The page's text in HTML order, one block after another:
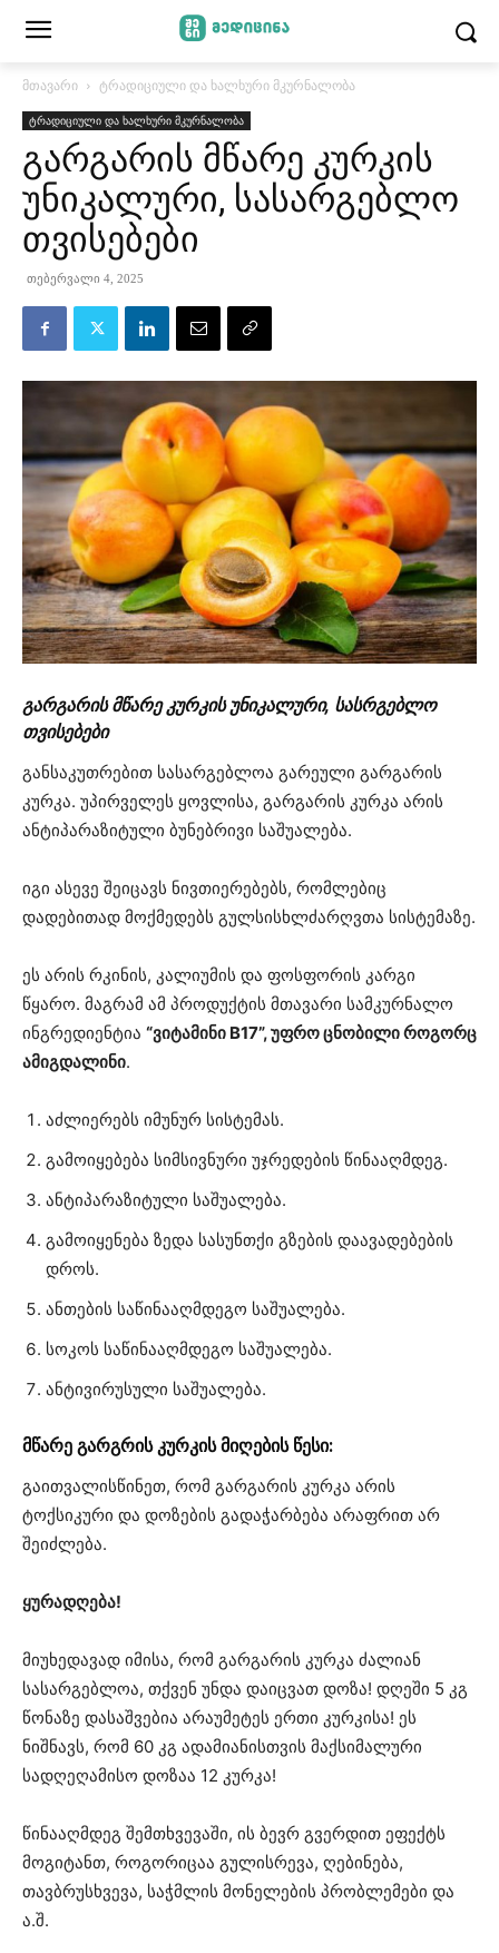
მთავარი ტრადიციული და ხალხური მკურნალობა
ტრადიციული და ხალხური მკურნალობა
გარგარის მწარე კურკის
უნიკალური, სასარგებლო
თვისებები
თებერვალი 4, 2025
გარგარის მწარე კურკის უნიკალური, სასრგებლო
თვისებები
განსაკუთრებით სასარგებლოა გარეული გარგარის
კურკა. უპირველეს ყოვლისა, გარგარის კურკა არის
ანტიპარაზიტული ბუნებრივი საშუალება.
იგი ასევე შეიცავს ნივთიერებებს, რომლებიც
დადებითად მოქმედებს გულსისხლძარღვთა სისტემაზე.
ეს არის რკინის, კალიუმის და ფოსფორის კარგი
წყარო. მაგრამ ამ პროდუქტის მთავარი სამკურნალო
ინგრედიენტია “ვიტამინი B17”, უფრო ცნობილი როგორც
ამიგდალინი.
აძლიერებს იმუნურ სისტემას.
გამოიყებება სიმსივნური უჯრედების წინააღმდეგ.
ანტიპარაზიტული საშუალება.
გამოიყენება ზედა სასუნთქი გზების დაავადებების
დროს.
ანთების საწინააღმდეგო საშუალება.
სოკოს საწინააღმდეგო საშუალება.
ანტივირუსული საშუალება.
მწარე გარგრის კურკის მიღების წესი:
გაითვალისწინეთ, რომ გარგარის კურკა არის
ტოქსიკური და დოზების გადაჭარბება არაფრით არ
შეიძლება.
ყურადღება!
მიუხედავად იმისა, რომ გარგარის კურკა ძალიან
სასარგებლოა, თქვენ უნდა დაიცვათ დოზა! დღეში 5 კგ
წონაზე დასაშვებია არაუმეტეს ერთი კურკისა! ეს
ნიშნავს, რომ 60 კგ ადამიანისთვის მაქსიმალური
სადღეღამისო დოზაა 12 კურკა!
წინააღმდეგ შემთხვევაში, ის ბევრ გვერდით ეფექტს
მოგიტანთ, როგორიცაა გულისრევა, ღებინება,
თავბრუსხვევა, საჭმლის მონელების პრობლემები და
ა.შ.